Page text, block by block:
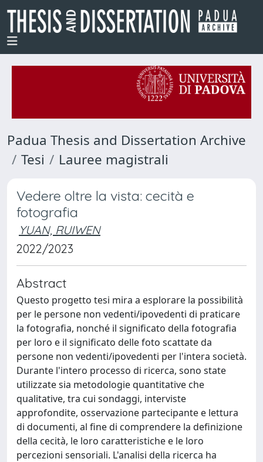
Padua Thesis and Dissertation Archive
Tesi
Lauree magistrali
Vedere oltre la vista: cecità e
fotografia
YUAN, RUIWEN
2022/2023
Abstract
Questo progetto tesi mira a esplorare la possibilità
per le persone non vedenti/ipovedenti di praticare
la fotografia, nonché il significato della fotografia
per loro e il significato delle foto scattate da
persone non vedenti/ipovedenti per l'intera società.
Durante l'intero processo di ricerca, sono state
utilizzate sia metodologie quantitative che
qualitative, tra cui sondaggi, interviste
approfondite, osservazione partecipante e lettura
di documenti, al fine di comprendere la definizione
della cecità, le loro caratteristiche e le loro
percezioni sensoriali. L'analisi della ricerca ha